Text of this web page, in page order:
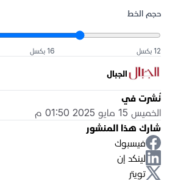
حجم الخط
12 بكسل 16 بكسل
الجبال
نُشرت في
الخميس 15 مايو 2025 01:50 م
شارك هذا المنشور
فيسبوك
لينكد إن
تويتر